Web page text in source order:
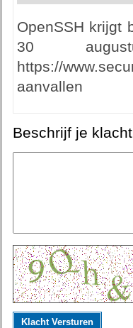
OpenSSH krijgt
30
https://
aanvallen
Beschrijf je
Klacht Versturen